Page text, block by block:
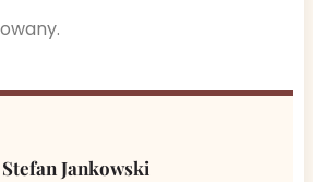
Stefan Jankowski